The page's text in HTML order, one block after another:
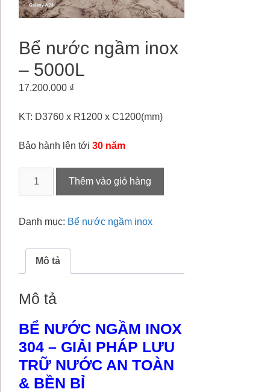
Bể nước ngầm inox
– 5000L
17.200.000 ₫
KT: D3760 x R1200 x C1200(mm)
Bảo hành lên tới 30 năm
inox
5000L
lượng
Thêm vào giỏ hàng
Danh mục: Bể nước ngầm inox
Mô tả
Mô tả
BỂ NƯỚC NGẦM INOX
304 – GIẢI PHÁP LƯU
TRỮ NƯỚC AN TOÀN
& BỀN BỈ